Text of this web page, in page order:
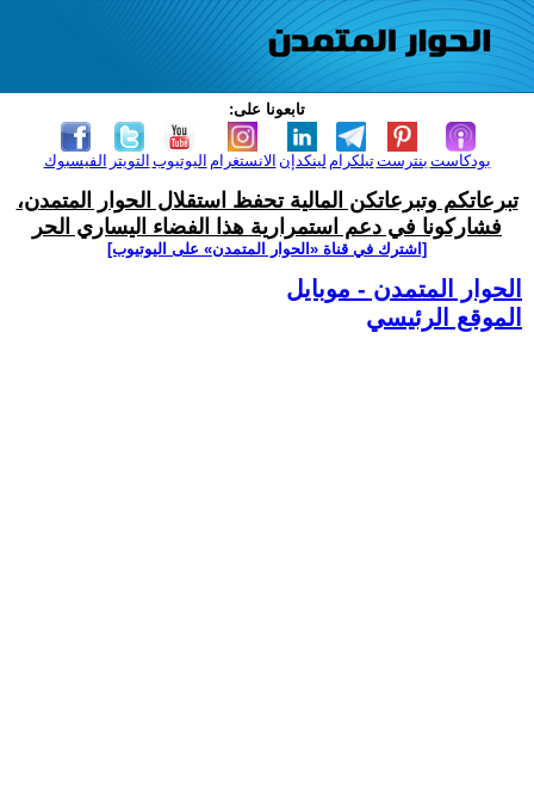
تابعونا على:
الفيسبوك التويتر اليوتيوب الانستغرام لينكدإن تيلكرامبنترست بودكاست
تبرعاتكم وتبرعاتكن المالية تحفظ استقلال الحوار المتمدن،
فشاركونا في دعم استمرارية هذا الفضاء اليساري الحر
[اشترك في قناة ‫«الحوار المتمدن» على اليوتيوب]
الحوار المتمدن - موبايل
الموقع الرئيسي